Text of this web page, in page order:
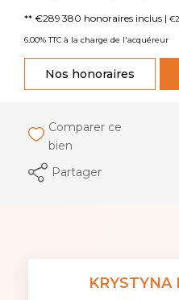
** €289 380 honoraires inclus |
6.00% TTC à la charge de l'acquéreur
Nos honoraires
Comparer ce
bien
Partager